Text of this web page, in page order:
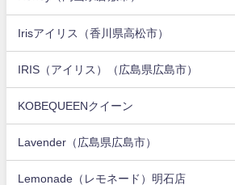
Irisアイリス（香川県高松市）
IRIS（アイリス）（広島県広島市）
KOBEQUEENクイーン
Lavender（広島県広島市）
Lemonade（レモネード）明石店